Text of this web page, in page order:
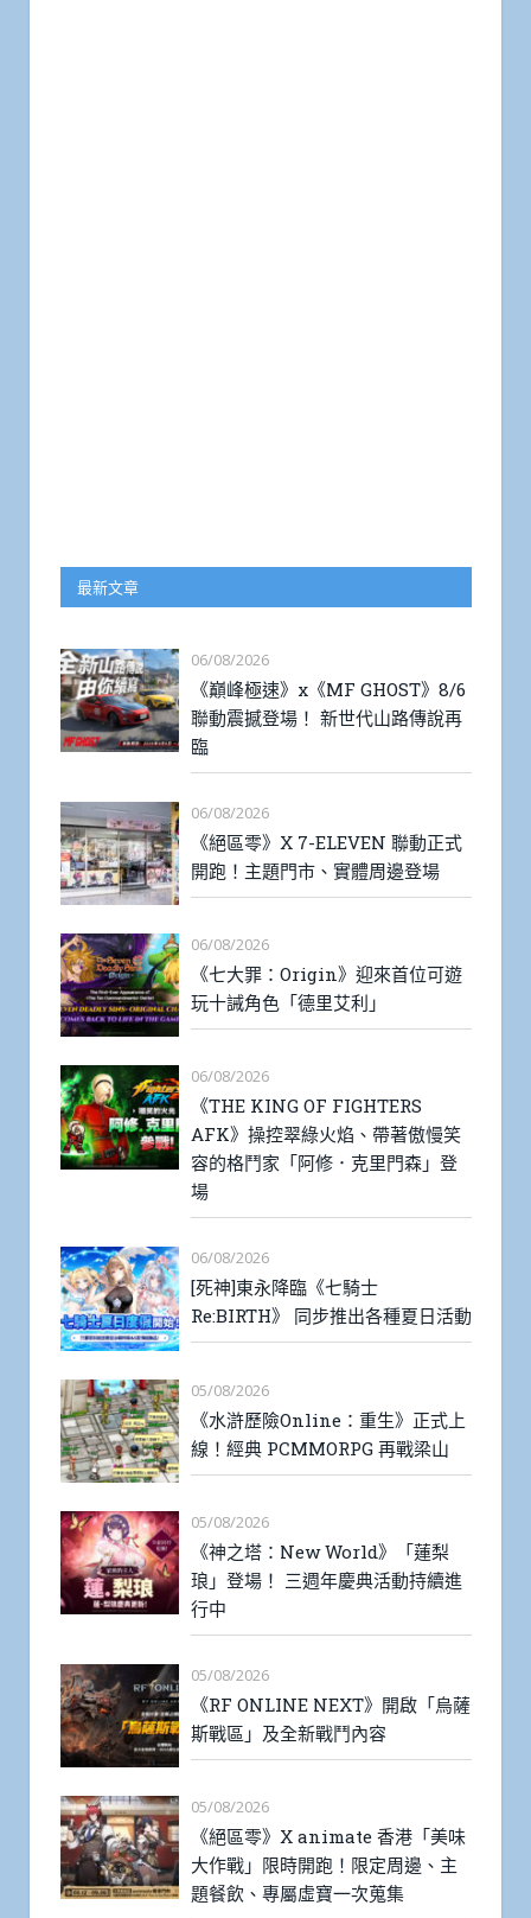
最新文章
06/08/2026
《巔峰極速》x《MF GHOST》8/6
聯動震撼登場！ 新世代山路傳說再
臨
06/08/2026
《絕區零》X 7-ELEVEN 聯動正式
開跑！主題門市、實體周邊登場
06/08/2026
《七大罪：Origin》迎來首位可遊
玩十誡角色「德里艾利」
06/08/2026
《THE KING OF FIGHTERS
AFK》操控翠綠火焰、帶著傲慢笑
容的格鬥家「阿修．克里門森」登
場
06/08/2026
[死神]東永降臨《七騎士
Re:BIRTH》 同步推出各種夏日活動
05/08/2026
《水滸歷險Online：重生》正式上
線！經典 PCMMORPG 再戰梁山
05/08/2026
《神之塔：New World》「蓮梨
琅」登場！ 三週年慶典活動持續進
行中
05/08/2026
《RF ONLINE NEXT》開啟「烏薩
斯戰區」及全新戰鬥內容
05/08/2026
《絕區零》X animate 香港「美味
大作戰」限時開跑！限定周邊、主
題餐飲、專屬虛寶一次蒐集